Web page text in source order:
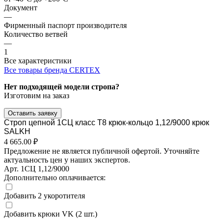
Документ
—
Фирменный паспорт производителя
Количество ветвей
—
1
Все характеристики
Все товары бренда CERTEX
Нет подходящей модели стропа?
Изготовим на заказ
Оставить заявку
Строп цепной 1СЦ класс Т8 крюк-кольцо 1,12/9000 крюк
SALKH
4 665.00 ₽
Предложение не является публичной офертой. Уточняйте
актуальность цен у наших экспертов.
Арт. 1СЦ 1,12/9000
Дополнительно оплачивается:
Добавить 2 укоротителя
Добавить крюки VK (2 шт.)